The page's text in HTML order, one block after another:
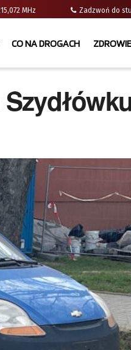
215,072 MHz Zadzwoń do
CO NA DROGACH ZDROWIE